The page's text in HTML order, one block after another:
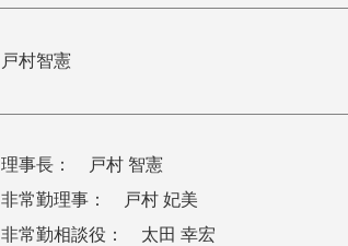
戸村智憲
理事長： 戸村 智憲
非常勤理事： 戸村 妃美
非常勤相談役： 太田 幸宏